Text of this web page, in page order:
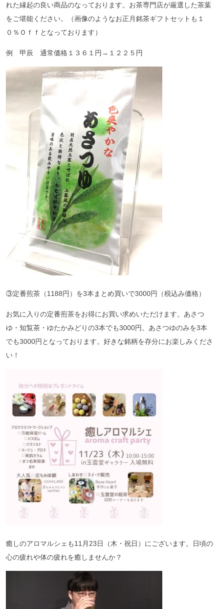
れた縁起の良い商品のなっております。お茶専門店が厳選した茶葉
をご堪能ください。（画像のようなお正月銘茶ギフトセットも１
０％Ｏｆｆとなっております）
例 甲辰 通常価格１３６１円→１２２５円
③定番煎茶（1188円）を3本まとめ買いで3000円（税込み価格）
お気に入りの定番煎茶をお得にお買い求めいただけます。あさつ
ゆ・知覧茶・ゆたかみどりの3本でも3000円。あさつゆのみを3本
でも3000円となっております。好きな銘柄を存分にお楽しみくださ
い！
癒しのアロマルシェも11月23日（木・祝日）にございます。日頃の
心の疲れや体の疲れを癒しませんか？